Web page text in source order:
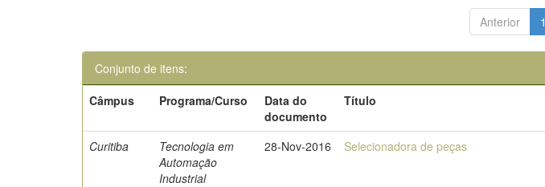
Anterior 1
Conjunto de itens:
Câmpus
Programa/Curso
Data do
documento
Título
Curitiba
Tecnologia em
Automação
Industrial
28-Nov-2016 Selecionadora de peças